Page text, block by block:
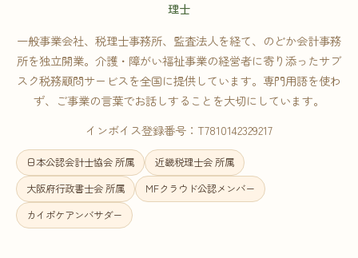
理士
一般事業会社、税理士事務所、監査法人を経て、のどか会計事務
所を独立開業。介護・障がい福祉事業の経営者に寄り添ったサブ
スク税務顧問サービスを全国に提供しています。専門用語を使わ
ず、ご事業の言葉でお話しすることを大切にしています。
インボイス登録番号：T7810142329217
日本公認会計士協会 所属
近畿税理士会 所属
大阪府行政書士会 所属
MFクラウド公認メンバー
カイポケアンバサダー